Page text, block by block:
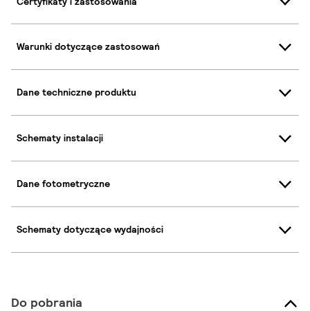
Warunki dotyczące zastosowań
Dane techniczne produktu
Schematy instalacji
Dane fotometryczne
Schematy dotyczące wydajności
Do pobrania